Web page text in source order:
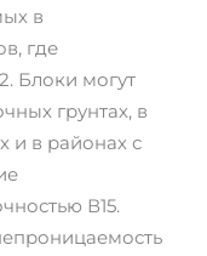
в
где
Блоки могут
грунтах, в
и в районах с
В15.